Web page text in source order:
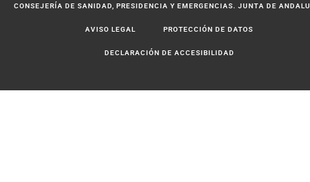
CONSEJERÍA DE SANIDAD, PRESIDENCIA Y EMERGENCIAS. JUNTA DE
AVISO LEGAL PROTECCIÓN DE DATOS
DECLARACIÓN DE ACCESIBILIDAD